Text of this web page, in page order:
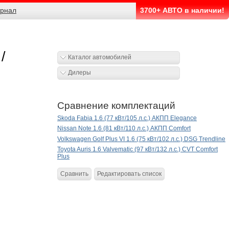
3700+ АВТО в наличии!
Каталог автомобилей
Дилеры
Сравнение комплектаций
Skoda Fabia 1.6 (77 кВт/105 л.с.) АКПП Elegance
Nissan Note 1.6 (81 кВт/110 л.с.) АКПП Comfort
Volkswagen Golf Plus VI 1.6 (75 кВт/102 л.с.) DSG Trendline
Toyota Auris 1.6 Valvematic (97 кВт/132 л.с.) CVT Comfort
Plus
Сравнить Редактировать список